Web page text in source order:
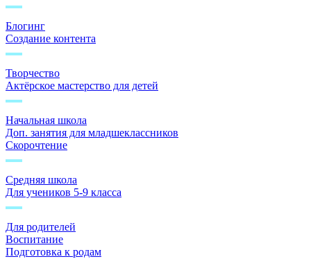
Блогинг
Создание контента
Творчество
Актёрское мастерство для детей
Начальная школа
Доп. занятия для младшеклассников
Скорочтение
Средняя школа
Для учеников 5-9 класса
Для родителей
Воспитание
Подготовка к родам